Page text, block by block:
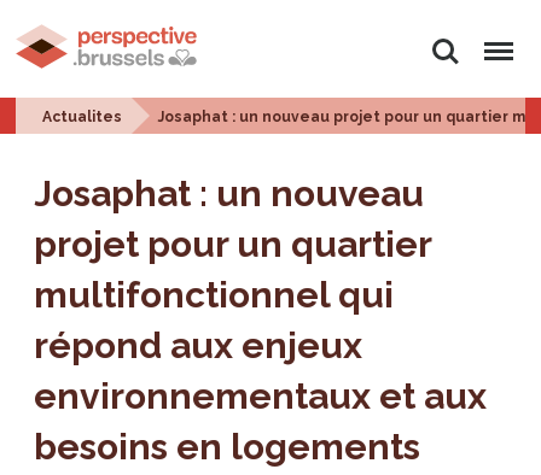
Rechercher
Menu
Actualites Josaphat : un nouveau projet pour un quartier
Josaphat : un nouveau
projet pour un quartier
multifonctionnel qui
répond aux enjeux
environnementaux et aux
besoins en logements